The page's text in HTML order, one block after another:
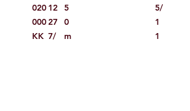
020
000
KK
12
27
7/
5
0
m
5/
1
1